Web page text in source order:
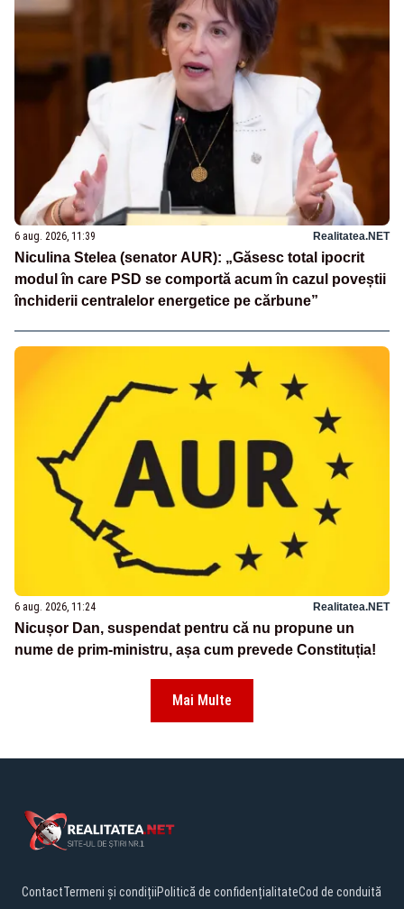
6 aug. 2026, 11:39 Realitatea.NET
Niculina Stelea (senator AUR): „Găsesc total ipocrit
modul în care PSD se comportă acum în cazul poveștii
închiderii centralelor energetice pe cărbune”
6 aug. 2026, 11:24 Realitatea.NET
Nicușor Dan, suspendat pentru că nu propune un
nume de prim-ministru, așa cum prevede Constituția!
Mai Multe
ContactTermeni și condițiiPolitică de confidențialitateCod de conduită